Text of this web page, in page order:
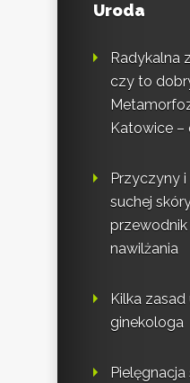
Uroda
Radykalna
czy to
Katowice –
Przyczyny
suchej
nawilżania
Kilka
ginekologa
Pielęgnacja